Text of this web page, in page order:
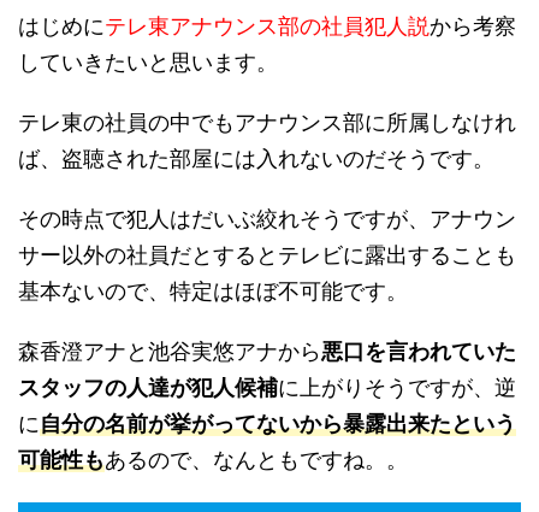
はじめにテレ東アナウンス部の社員犯人説から考察
していきたいと思います。
テレ東の社員の中でもアナウンス部に所属しなけれ
ば、盗聴された部屋には入れないのだそうです。
その時点で犯人はだいぶ絞れそうですが、アナウン
サー以外の社員だとするとテレビに露出することも
基本ないので、特定はほぼ不可能です。
森香澄アナと池谷実悠アナから悪口を言われていた
スタッフの人達が犯人候補に上がりそうですが、逆
に自分の名前が挙がってないから暴露出来たという
可能性もあるので、なんともですね。。